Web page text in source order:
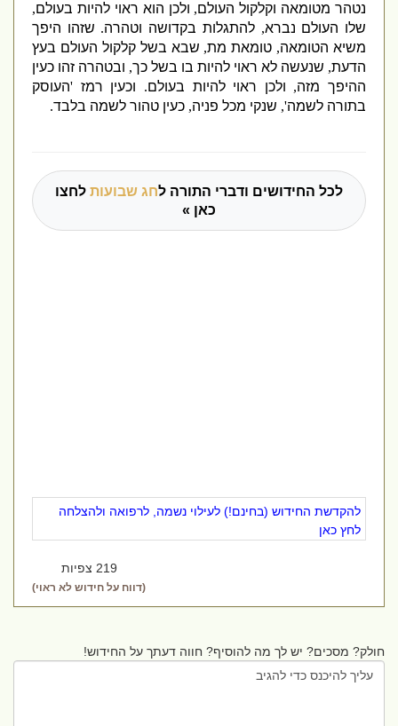
נטהר מטומאה וקלקול העולם,ולכן הוא ראוי להיות בעולם,
שלו העולם נברא,להתגלות בקדושה וטהרה.שזהו היפך
משיא הטומאה,טומאת מת,שבא בשל קלקול העולם בעץ
הדעת,שנעשה לא ראוי להיות בו בשל כך,ובטהרה זהו כעין
ההיפך מזה,ולכן ראוי להיות בעולם.וכעין רמז'העוסק
בתורה לשמה',שנקי מכל פניה,כעין טהור לשמה בלבד.
לכל החידושים ודברי התורה לחג שבועותלחצו
כאן »
להקדשת החידוש (בחינם!) לעילוי נשמה, לרפואה ולהצלחה
לחץ כאן
219 צפיות
(דווח על חידוש לא ראוי)
חולק? מסכים? יש לך מה להוסיף? חווה דעתך על החידוש!